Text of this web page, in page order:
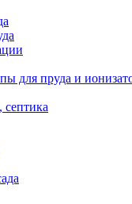
для пруда и
септика